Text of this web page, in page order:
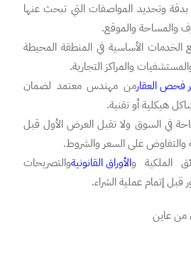
وتحديد المواصفات التي تبحث عنها
والمساحة والموقع.
الأساسية في المنطقة المحيطة
والمراكز التجارية.
فحص العقارمن مهندس معتمد لضمان
هيكلية أو تقنية.
في السوق ولا تقبل العرض الأول قبل
والتفاوض على السعر والشروط.
الملكية والأوراق القانونيةوالتصريحات
قبل إتمام عملية الشراء.
من عاين